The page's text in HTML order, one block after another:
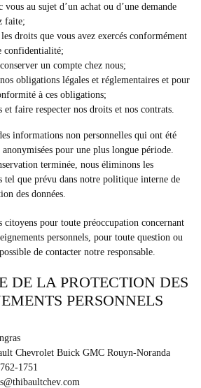
au sujet d’un achat ou d’une demande
faite;
droits que vous avez exercés conformément
confidentialité;
un compte chez nous;
obligations légales et réglementaires et pour
à ces obligations;
et faire respecter nos droits et nos contrats.
informations non personnelles qui ont été
pour une plus longue période.
terminée, nous éliminons les
tel que prévu dans notre politique interne de
des données.
citoyens pour toute préoccupation concernant
personnels, pour toute question ou
de contacter notre responsable.
DE LA PROTECTION DES
PERSONNELS
Chevrolet Buick GMC Rouyn-Noranda
1751